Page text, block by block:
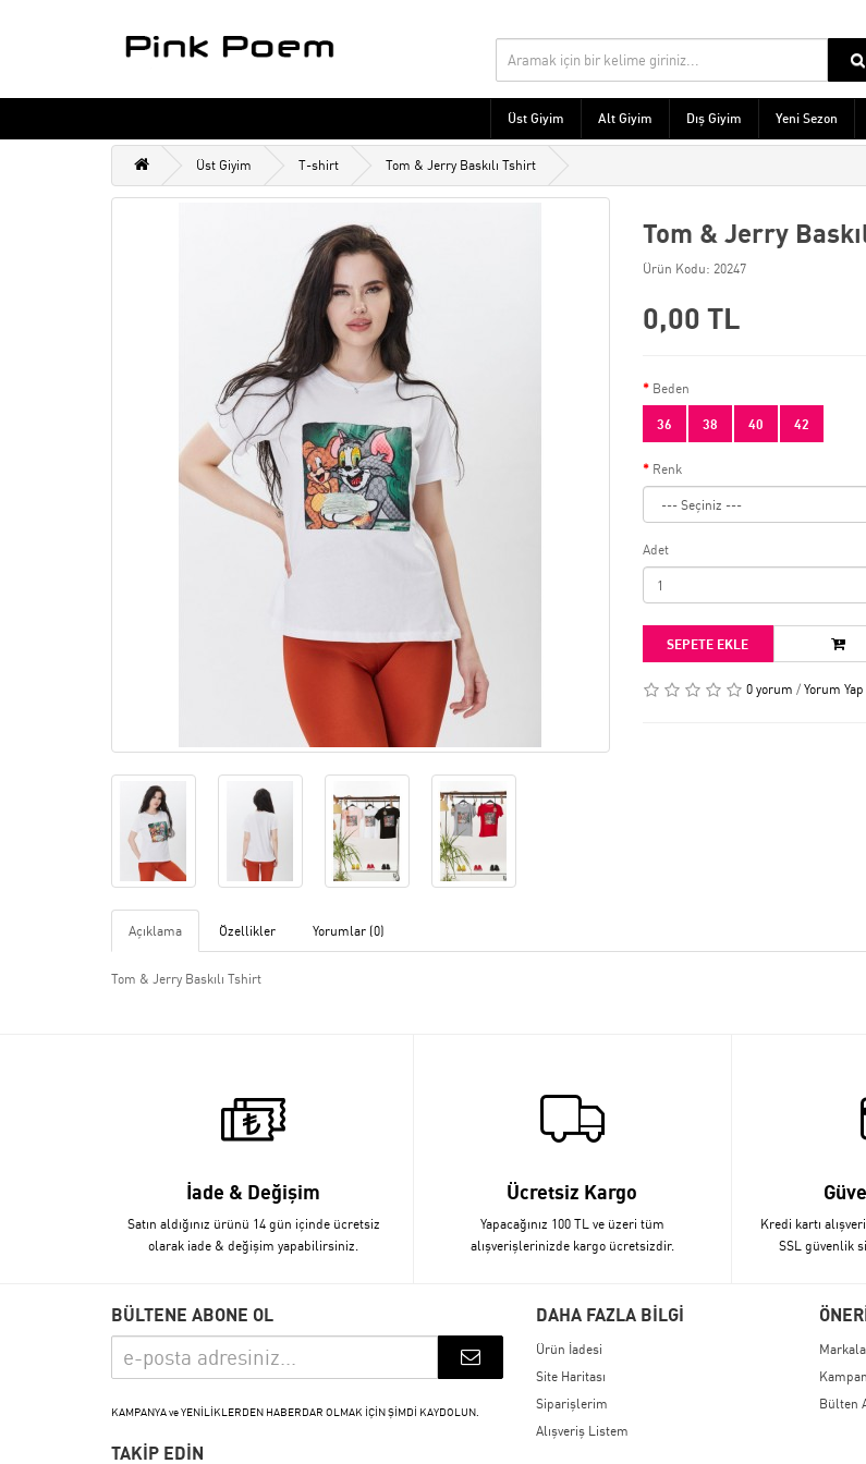
Üst Giyim Alt Giyim Dış Giyim Yeni Sezon
Üst Giyim T-shirt Tom & Jerry Baskılı Tshirt
Tom & Jerry
Ürün Kodu: 20247
0,00 TL
Beden
36 38 40 42
Renk
Adet
SEPETE EKLE
0 yorum / Yorum Yap
Açıklama Özellikler Yorumlar (0)
Tom & Jerry Baskılı Tshirt
İade & Değişim
Satın aldığınız ürünü 14 gün içinde ücretsiz
olarak iade & değişim yapabilirsiniz.
Ücretsiz Kargo
Yapacağınız 100 TL ve üzeri tüm
alışverişlerinizde kargo ücretsizdir.
Kredi kartı
SSL güvenlik
BÜLTENE ABONE OL
KAMPANYA ve YENİLİKLERDEN HABERDAR OLMAK İÇİN ŞİMDİ KAYDOLUN.
TAKİP EDİN
DAHA FAZLA BİLGİ
Ürün İadesi
Site Haritası
Siparişlerim
Alışveriş Listem
Bülten